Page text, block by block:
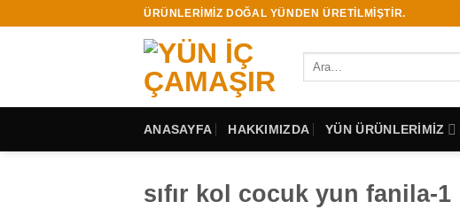
ÜRÜNLERİMİZ DOĞAL YÜNDEN ÜRETİLMİŞTİR.
Ara:
ANASAYFA HAKKIMIZDA YÜN ÜRÜNLERİMİZ
sıfır kol cocuk yun fanila-1